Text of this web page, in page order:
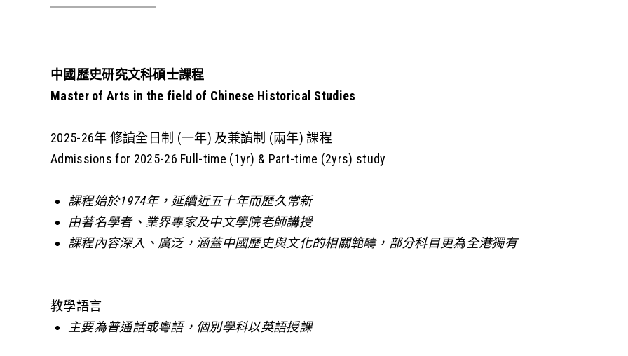
中國歷史研究文科碩士課程
Master of Arts in the field of Chinese Historical Studies
2025-26年 修讀全日制 (一年) 及兼讀制 (兩年)課程
Admissions for 2025-26 Full-time (1yr) & Part-time (2yrs) study
課程始於1974年，延續近五十年而歷久常新
由著名學者、業界專家及中文學院老師講授
課程內容深入、廣泛，涵蓋中國歷史與文化的相關範疇，部分科目更為全港獨有
教學語言
主要為普通話或粵語，個別學科以英語授課